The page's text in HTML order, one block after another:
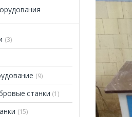
(3)
(9)
станки (1)
(15)